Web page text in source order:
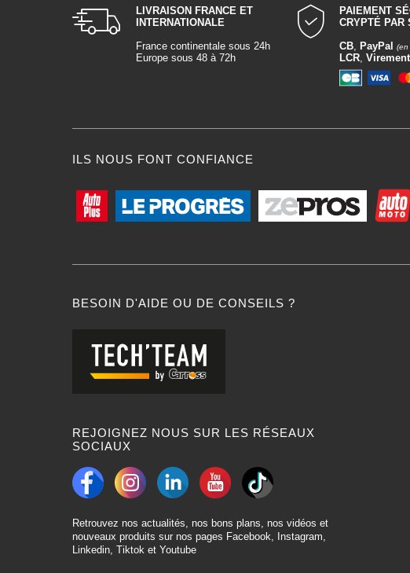
LIVRAISON FRANCE ET
INTERNATIONALE
France continentale sous 24h
Europe sous 48 à 72h
PAIEMENT
CRYPTÉ PAR
CB, PayPal (en
LCR,Virement
ILS NOUS FONT CONFIANCE
BESOIN D'AIDE OU DE CONSEILS ?
REJOIGNEZ NOUS SUR LES RÉSEAUX
SOCIAUX
Retrouvez nos actualités, nos bons plans, nos vidéos et
nouveaux produits sur nos pages Facebook, Instagram,
Linkedin, Tiktok et Youtube